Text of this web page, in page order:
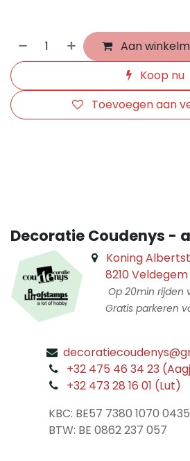
Aan
Koop nu
Toevoegen aan
Decoratie Coudenys -
Koning
8210
Op 20min rijden
Gratis parkeren
+32 475 46 34 23
+32 473 28 16 01 (Lut)
KBC: BE57 7380 1070 0435
​ BTW: BE 0862 237 057